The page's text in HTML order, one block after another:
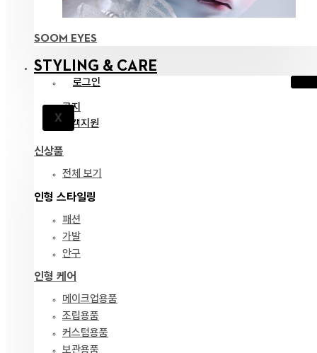
SOOM EYES
STYLING & CARE
로그인
X
공지
고객지원
신상품
전체 보기
인형 스타일링
패션
가발
안구
인형 케어
메이크업용품
조립용품
커스텀용품
보관용품